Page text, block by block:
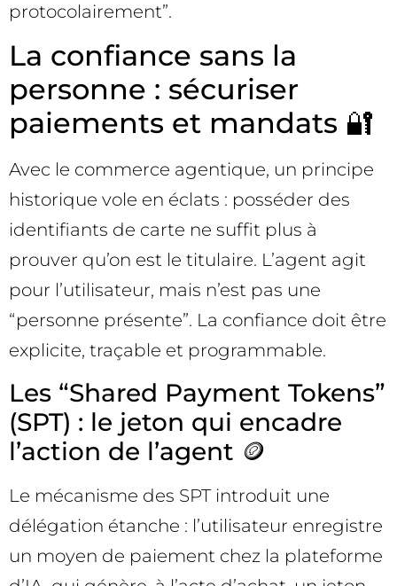
protocolairement”.
La confiance sans la
personne : sécuriser
paiements et mandats 🔐
Avec le commerce agentique, un principe
historique vole en éclats : posséder des
identifiants de carte ne suffit plus à
prouver qu’on est le titulaire. L’agent agit
pour l’utilisateur, mais n’est pas une
“personne présente”. La confiance doit être
explicite, traçable et programmable.
Les “Shared Payment Tokens”
(SPT) : le jeton qui encadre
l’action de l’agent 🪙
Le mécanisme des SPT introduit une
délégation étanche : l’utilisateur enregistre
un moyen de paiement chez la plateforme